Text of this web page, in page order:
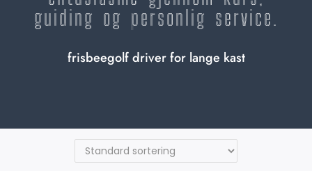
guiding og personlig service.
frisbeegolf driver for lange kast